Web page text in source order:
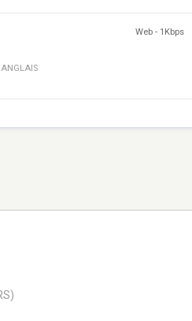
Web - 1Kbps
ANGLAIS